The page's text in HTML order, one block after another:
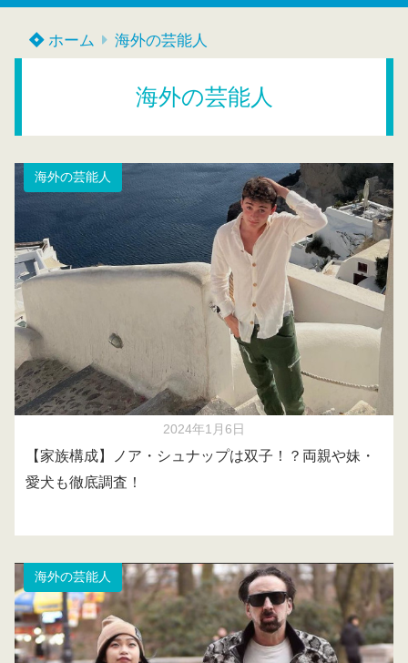
ホーム 海外の芸能人
海外の芸能人
海外の芸能人
2024年1月6日
【家族構成】ノア・シュナップは双子！？両親や妹・
愛犬も徹底調査！
海外の芸能人